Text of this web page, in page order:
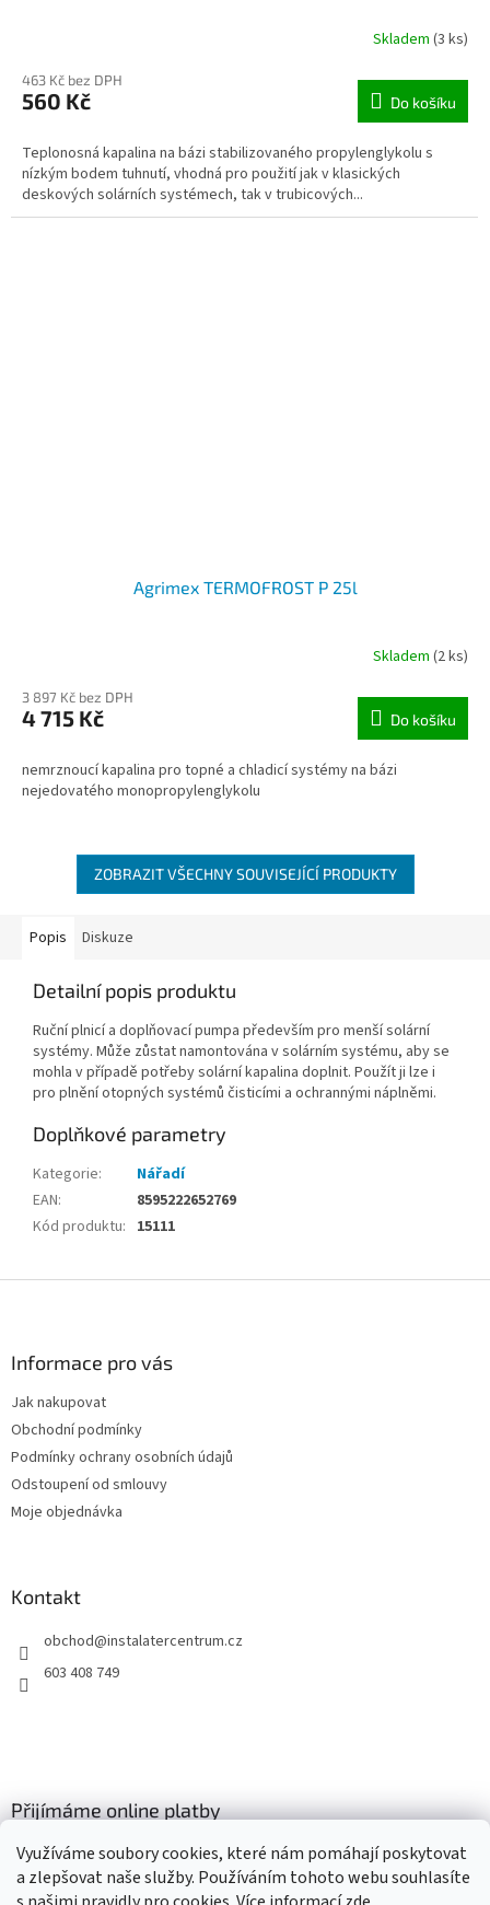
Využíváme soubory cookies, které nám pomáhají poskytovat
a zlepšovat naše služby. Používáním tohoto webu souhlasíte
Skladem (3 ks)
463 Kč bez DPH
560 Kč Do košíku
Teplonosná kapalina na bázi stabilizovaného propylenglykolu s
nízkým bodem tuhnutí, vhodná pro použití jak v klasických
deskových solárních systémech, tak v trubicových...
Agrimex TERMOFROST P 25l
Skladem (2 ks)
3 897 Kč bez DPH
4 715 Kč Do košíku
nemrznoucí kapalina pro topné a chladicí systémy na bázi
nejedovatého monopropylenglykolu
ZOBRAZIT VŠECHNY SOUVISEJÍCÍ PRODUKTY
Popis Diskuze
Detailní popis produktu
Ruční plnicí a doplňovací pumpa především pro menší solární
systémy. Může zůstat namontována v solárním systému, aby se
mohla v případě potřeby solární kapalina doplnit. Použít ji lze i
pro plnění otopných systémů čisticími a ochrannými náplněmi.
Doplňkové parametry
Kategorie:
Nářadí
EAN:
8595222652769
Kód produktu: 15111
Informace pro vás
Jak nakupovat
Obchodní podmínky
Podmínky ochrany osobních údajů
Odstoupení od smlouvy
Moje objednávka
Kontakt
obchod@instalatercentrum.cz
603 408 749
Přijímáme online platby